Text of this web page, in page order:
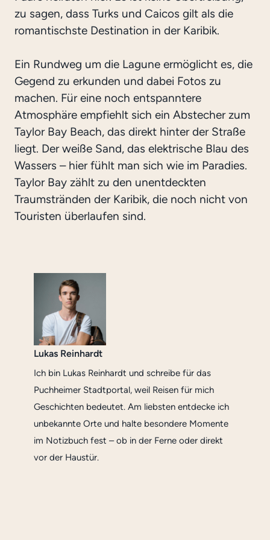
zu sagen, dass Turks und Caicos gilt als die
romantischste Destination in der Karibik.
Ein Rundweg um die Lagune ermöglicht es, die
Gegend zu erkunden und dabei Fotos zu
machen. Für eine noch entspanntere
Atmosphäre empfiehlt sich ein Abstecher zum
Taylor Bay Beach, das direkt hinter der Straße
liegt. Der weiße Sand, das elektrische Blau des
Wassers – hier fühlt man sich wie im Paradies.
Taylor Bay zählt zu den unentdeckten
Traumstränden der Karibik, die noch nicht von
Touristen überlaufen sind.
Lukas Reinhardt
Ich bin Lukas Reinhardt und schreibe für das
Puchheimer Stadtportal, weil Reisen für mich
Geschichten bedeutet. Am liebsten entdecke ich
unbekannte Orte und halte besondere Momente
im Notizbuch fest – ob in der Ferne oder direkt
vor der Haustür.